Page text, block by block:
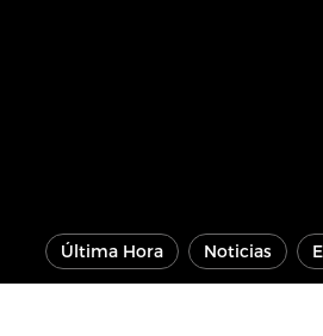
Última Hora Noticias